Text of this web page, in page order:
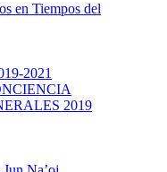
en Tiempos del
2021
2019